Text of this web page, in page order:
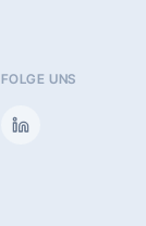
FOLGE UNS